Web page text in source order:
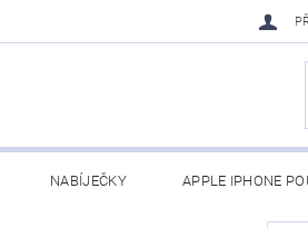
NABÍJEČKY APPLE IPHONE